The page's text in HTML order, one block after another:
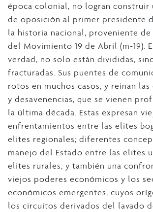
época colonial, no logran construir
de oposición al primer presidente
la historia nacional, proveniente
del Movimiento 19 de Abril (m-19).
verdad, no solo están divididas,
fracturadas. Sus puentes de
rotos en muchos casos, y reinan las
y desavenencias, que se vienen
la última década. Estas expresan
enfrentamientos entre las elites
elites regionales; diferentes
manejo del Estado entre las elites
elites rurales; y también una
viejos poderes económicos y los
económicos emergentes, cuyos
los circuitos derivados del lavado